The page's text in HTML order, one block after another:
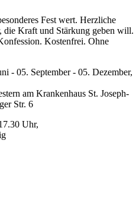
Fest wert. Herzliche
die Kraft und Stärkung geben will.
Kostenfrei. Ohne
- 05. September - 05. Dezember,
am Krankenhaus St. Joseph-
Str. 6
Uhr,